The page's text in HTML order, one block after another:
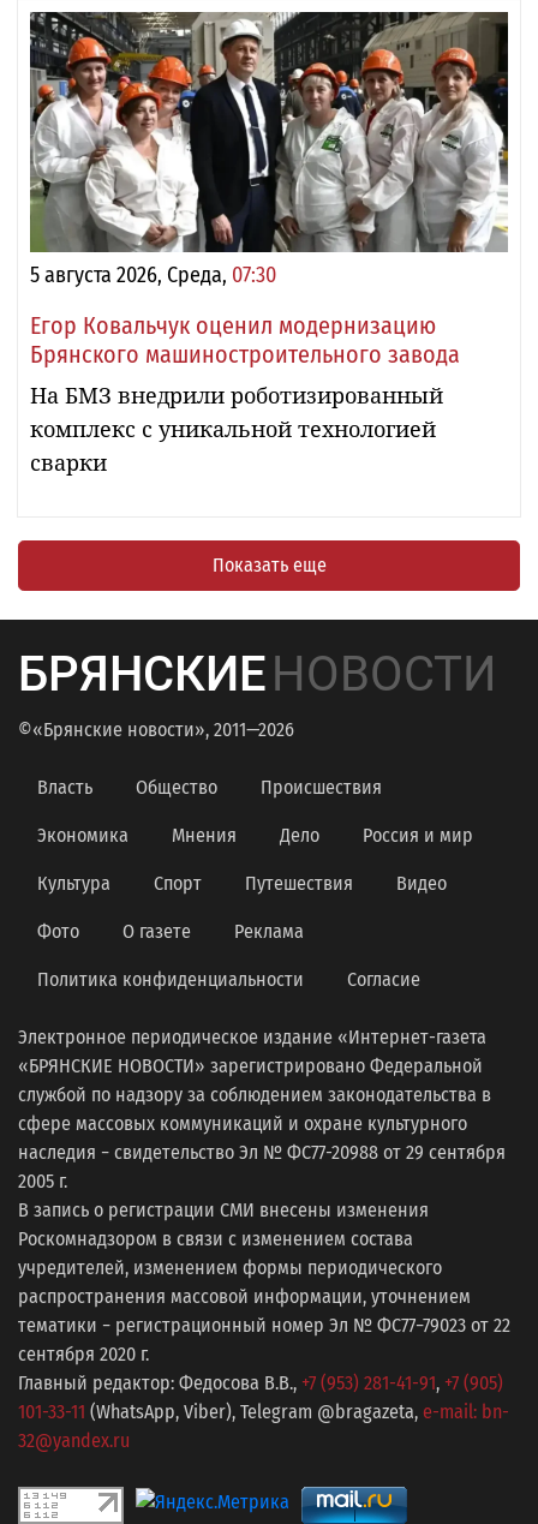
5 августа 2026, Среда, 07:30
Егор Ковальчук оценил модернизацию
Брянского машиностроительного завода
На БМЗ внедрили роботизированный
комплекс с уникальной технологией
сварки
Показать еще
БРЯНСКИЕНОВОСТИ
©«Брянские новости», 2011—2026
Власть Общество Происшествия
Экономика Мнения Дело Россия и мир
Культура Спорт Путешествия Видео
Фото О газете Реклама
Политика конфиденциальности Согласие
Электронное периодическое издание «Интернет-газета
«БРЯНСКИЕ НОВОСТИ» зарегистрировано Федеральной
службой по надзору за соблюдением законодательства в
сфере массовых коммуникаций и охране культурного
наследия − свидетельство Эл № ФС77-20988 от 29 сентября
2005 г.
В запись о регистрации СМИ внесены изменения
Роскомнадзором в связи с изменением состава
учредителей, изменением формы периодического
распространения массовой информации, уточнением
тематики − регистрационный номер Эл № ФС77−79023 от 22
сентября 2020 г.
Главный редактор: Федосова В.В., +7 (953) 281-41-91, +7 (905)
101-33-11 (WhatsApp, Viber), Telegram @bragazeta, e-mail: bn-
32@yandex.ru